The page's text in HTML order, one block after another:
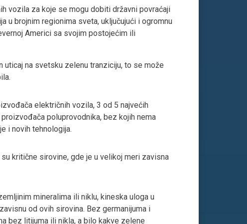
vozila za koje se mogu dobiti državni povraćaji
u brojnim regionima sveta, uključujući i ogromnu
Americi sa svojim postojećim ili
uticaj na svetsku zelenu tranziciju, to se može
električnih vozila, 3 od 5 najvećih
poluprovodnika, bez kojih nema
i novih tehnologija.
kritične sirovine, gde je u velikoj meri zavisna
mineralima ili niklu, kineska uloga u
od ovih sirovina. Bez germanijuma i
bez litijuma ili nikla, a bilo kakve zelene